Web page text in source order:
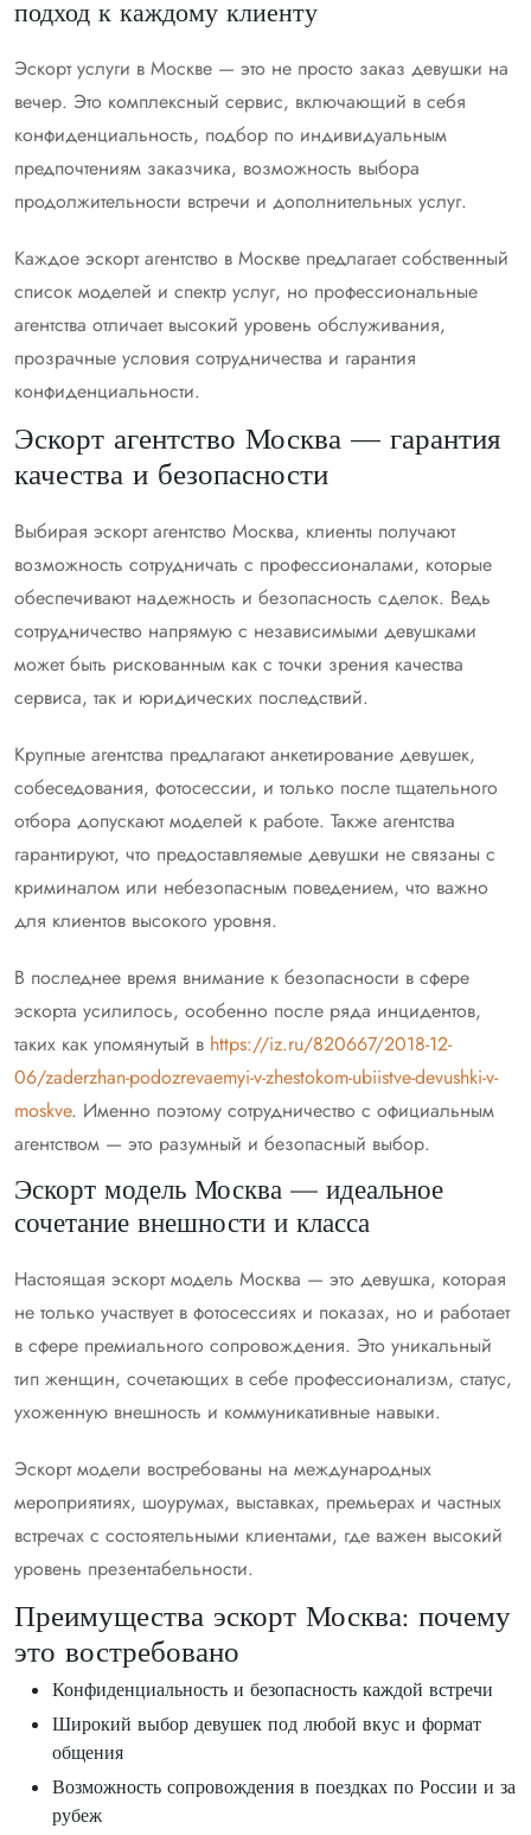
подход к каждому клиенту
Эскорт услуги в Москве — это не просто заказ девушки на
вечер. Это комплексный сервис, включающий в себя
конфиденциальность, подбор по индивидуальным
предпочтениям заказчика, возможность выбора
продолжительности встречи и дополнительных услуг.
Каждое эскорт агентство в Москве предлагает собственный
список моделей и спектр услуг, но профессиональные
агентства отличает высокий уровень обслуживания,
прозрачные условия сотрудничества и гарантия
конфиденциальности.
Эскорт агентство Москва — гарантия
качества и безопасности
Выбирая эскорт агентство Москва, клиенты получают
возможность сотрудничать с профессионалами, которые
обеспечивают надежность и безопасность сделок. Ведь
сотрудничество напрямую с независимыми девушками
может быть рискованным как с точки зрения качества
сервиса, так и юридических последствий.
Крупные агентства предлагают анкетирование девушек,
собеседования, фотосессии, и только после тщательного
отбора допускают моделей к работе. Также агентства
гарантируют, что предоставляемые девушки не связаны с
криминалом или небезопасным поведением, что важно
для клиентов высокого уровня.
В последнее время внимание к безопасности в сфере
эскорта усилилось, особенно после ряда инцидентов,
таких как упомянутый в https://iz.ru/820667/2018-12-
06/zaderzhan-podozrevaemyi-v-zhestokom-ubiistve-devushki-v-
moskve. Именно поэтому сотрудничество с официальным
агентством — это разумный и безопасный выбор.
Эскорт модель Москва — идеальное
сочетание внешности и класса
Настоящая эскорт модель Москва — это девушка, которая
не только участвует в фотосессиях и показах, но и работает
в сфере премиального сопровождения. Это уникальный
тип женщин, сочетающих в себе профессионализм, статус,
ухоженную внешность и коммуникативные навыки.
Эскорт модели востребованы на международных
мероприятиях, шоурумах, выставках, премьерах и частных
встречах с состоятельными клиентами, где важен высокий
уровень презентабельности.
Преимущества эскорт Москва: почему
это востребовано
Конфиденциальность и безопасность каждой встречи
Широкий выбор девушек под любой вкус и формат
общения
Возможность сопровождения в поездках по России и за
рубеж